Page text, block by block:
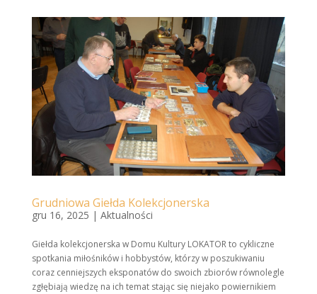
Grudniowa Giełda Kolekcjonerska
gru 16, 2025 | Aktualności
Giełda kolekcjonerska w Domu Kultury LOKATOR to cykliczne
spotkania miłośników i hobbystów, którzy w poszukiwaniu
coraz cenniejszych eksponatów do swoich zbiorów równolegle
zgłębiają wiedzę na ich temat stając się niejako powiernikiem